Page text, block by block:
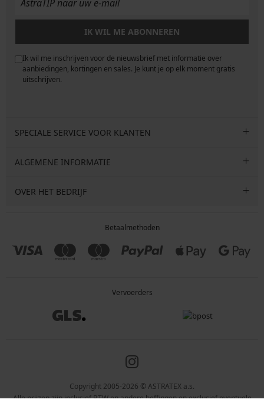
IK WIL ME ABONNEREN
Ik wil me inschrijven voor de nieuwsbrief met informatie over
aanbiedingen, kortingen en sales. Je kunt je op elk moment gratis
uitschrijven.
SPECIALE SERVICE VOOR KLANTEN
ALGEMENE INFORMATIE
OVER HET BEDRIJF
Betaalmethoden
Vervoerders
Copyright 2005-2026 © ASTRATEX a.s.
Alle prijzen zijn inclusief BTW en andere heffingen en exclusief eventuele